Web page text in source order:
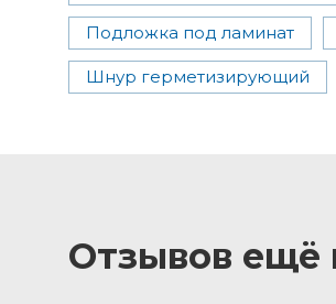
Подложка под ламинат
Шнур герметизирующий
Отзывов ещё